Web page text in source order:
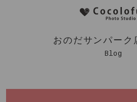
おのだサンパーク
Blog